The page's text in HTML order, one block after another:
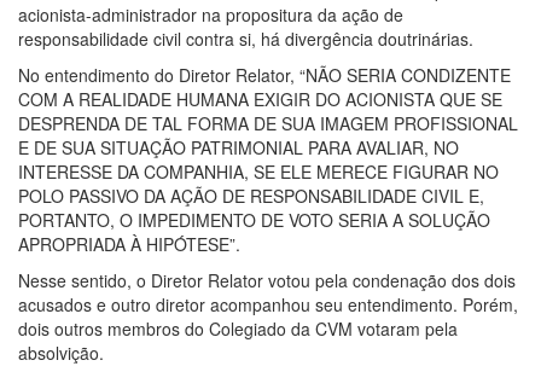
acionista-administrador na propositura da ação de
responsabilidade civil contra si, há divergência doutrinárias.
No entendimento do Diretor Relator, “NÃO SERIA CONDIZENTE
COM A REALIDADE HUMANA EXIGIR DO ACIONISTA QUE SE
DESPRENDA DE TAL FORMA DE SUA IMAGEM PROFISSIONAL
E DE SUA SITUAÇÃO PATRIMONIAL PARA AVALIAR, NO
INTERESSE DA COMPANHIA, SE ELE MERECE FIGURAR NO
POLO PASSIVO DA AÇÃO DE RESPONSABILIDADE CIVIL E,
PORTANTO, O IMPEDIMENTO DE VOTO SERIA A SOLUÇÃO
APROPRIADA À HIPÓTESE”.
Nesse sentido, o Diretor Relator votou pela condenação dos dois
acusados e outro diretor acompanhou seu entendimento. Porém,
dois outros membros do Colegiado da CVM votaram pela
absolvição.